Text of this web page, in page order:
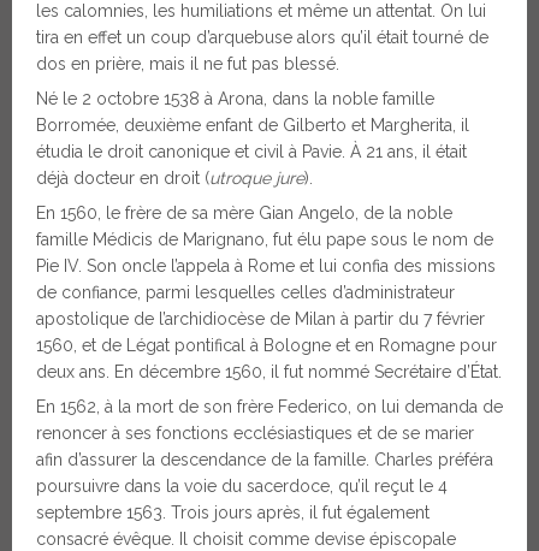
les calomnies, les humiliations et même un attentat. On lui
tira en effet un coup d’arquebuse alors qu’il était tourné de
dos en prière, mais il ne fut pas blessé.
Né le 2 octobre 1538 à Arona, dans la noble famille
Borromée, deuxième enfant de Gilberto et Margherita, il
étudia le droit canonique et civil à Pavie. À 21 ans, il était
déjà docteur en droit (utroque jure).
En 1560, le frère de sa mère Gian Angelo, de la noble
famille Médicis de Marignano, fut élu pape sous le nom de
Pie IV. Son oncle l’appela à Rome et lui confia des missions
de confiance, parmi lesquelles celles d’administrateur
apostolique de l’archidiocèse de Milan à partir du 7 février
1560, et de Légat pontifical à Bologne et en Romagne pour
deux ans. En décembre 1560, il fut nommé Secrétaire d’État.
En 1562, à la mort de son frère Federico, on lui demanda de
renoncer à ses fonctions ecclésiastiques et de se marier
afin d’assurer la descendance de la famille. Charles préféra
poursuivre dans la voie du sacerdoce, qu’il reçut le 4
septembre 1563. Trois jours après, il fut également
consacré évêque. Il choisit comme devise épiscopale